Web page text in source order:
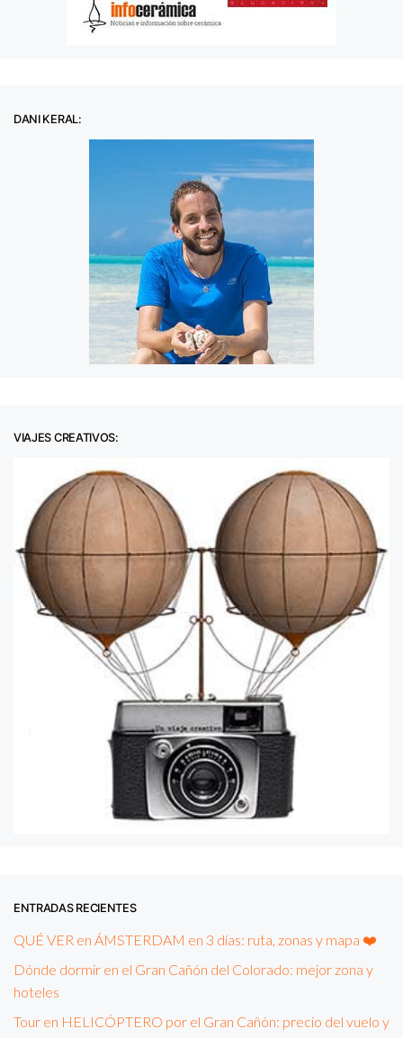
DANI KERAL:
VIAJES CREATIVOS:
ENTRADAS RECIENTES
QUÉ VER en ÁMSTERDAM en 3 días: ruta, zonas y mapa ❤️
Dónde dormir en el Gran Cañón del Colorado: mejor zona y
hoteles
Tour en HELICÓPTERO por el Gran Cañón: precio del vuelo y